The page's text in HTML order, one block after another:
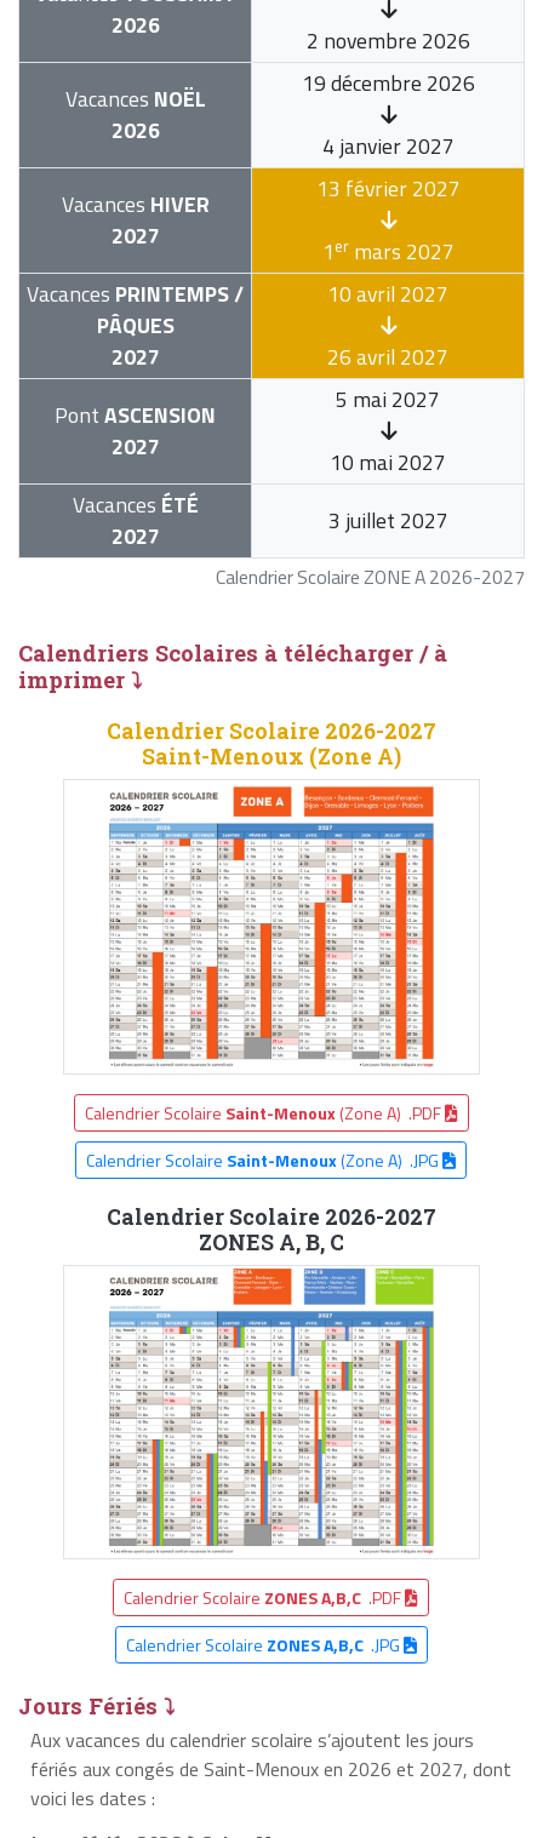
Calendrier Scolaire ZONE A 2026-2027
2026
2 novembre 2026
Vacances NOËL
2026
19 décembre 2026
4 janvier 2027
Vacances HIVER
2027
13 février 2027
1ermars 2027
Vacances PRINTEMPS /
PÂQUES
2027
10 avril 2027
26 avril 2027
PontASCENSION
2027
5 mai 2027
10 mai 2027
Vacances ÉTÉ
2027
3 juillet 2027
Calendriers Scolaires à télécharger / à
imprimer ⤵
Calendrier Scolaire 2026-2027
Saint-Menoux (Zone A)
Calendrier Scolaire Saint-Menoux(Zone A) .PDF
Calendrier Scolaire Saint-Menoux(Zone A) .JPG
Calendrier Scolaire 2026-2027
ZONES A, B, C
Calendrier Scolaire ZONES A,B,C .PDF
Calendrier Scolaire ZONES A,B,C.JPG
Jours Fériés ⤵
Aux vacances du calendrier scolaire s’ajoutent les jours
fériés aux congés de Saint-Menoux en 2026 et 2027, dont
voici les dates :